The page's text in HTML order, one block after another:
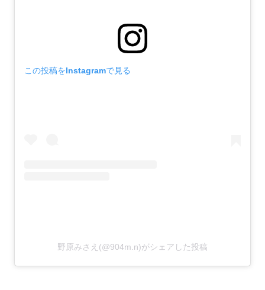
この投稿をInstagramで見る
野原みさえ(@904m.n)がシェアした投稿